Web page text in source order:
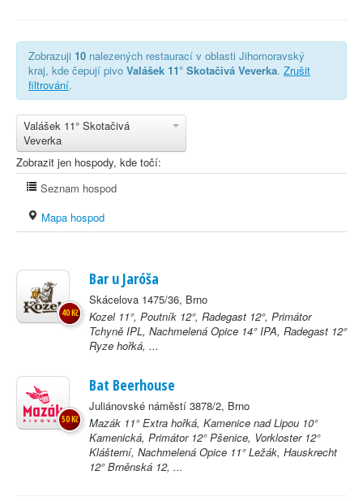
Zobrazuji 10 nalezených restaurací v oblasti Jihomoravský
kraj, kde čepují pivo Valášek 11° Skotačivá Veverka. Zrušit
filtrování.
Valášek 11° Skotačivá
Veverka
Zobrazit jen hospody, kde točí:
Seznam hospod
Mapa hospod
Bar u Jaróša
Skácelova 1475/36, Brno
Kozel 11°, Poutník 12°, Radegast 12°, Primátor
Tchyně IPL, Nachmelená Opice 14° IPA, Radegast 12°
Ryze hořká, ...
40 Kč
Bat Beerhouse
Juliánovské náměstí 3878/2, Brno
Mazák 11° Extra hořká, Kamenice nad Lipou 10°
Kamenická, Primátor 12° Pšenice, Vorkloster 12°
Klášterní, Nachmelená Opice 11° Ležák, Hauskrecht
12° Brněnská 12, ...
50 Kč